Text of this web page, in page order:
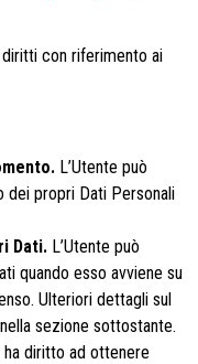
con riferimento ai
L’Utente può
dei propri Dati Personali
Dati. L’Utente può
quando esso avviene su
Ulteriori dettagli sul
sezione sottostante.
ha diritto ad ottenere